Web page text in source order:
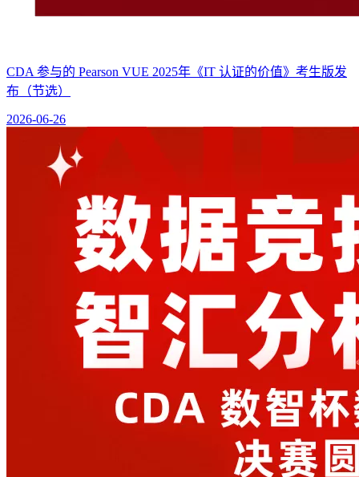
CDA 参与的 Pearson VUE 2025年《IT 认证的价值》考生版发
布（节选）
2026-06-26